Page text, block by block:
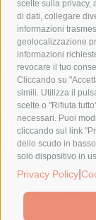
scelte sulla privacy,
di dati, collegare
informazioni
geolocalizzazione
informazioni
revocare il tuo
Cliccando su
simili. Utilizza il
scelte o "Rifiuta
necessari. Puoi
cliccando sul link
dello scudo in
solo dispositivo in
Privacy Policy
massimo
penisola
protezione civile
sindaco cuomo
turismo
Vico
© 2015
Il giornale online